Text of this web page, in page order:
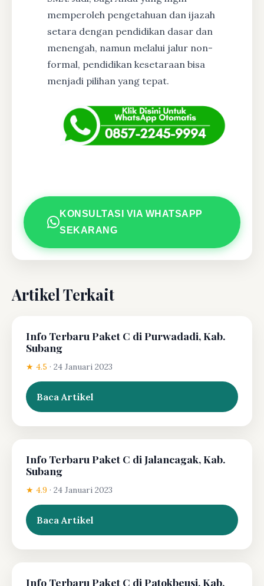
memperoleh pengetahuan dan ijazah
setara dengan pendidikan dasar dan
menengah, namun melalui jalur non-
formal, pendidikan kesetaraan bisa
menjadi pilihan yang tepat.
KONSULTASI VIA WHATSAPP
SEKARANG
Artikel Terkait
Info Terbaru Paket C di Purwadadi, Kab.
Subang
★ 4.5 · 24 Januari 2023
Baca Artikel
Info Terbaru Paket C di Jalancagak, Kab.
Subang
★ 4.9 · 24 Januari 2023
Baca Artikel
Info Terbaru Paket C di Patokbeusi, Kab.